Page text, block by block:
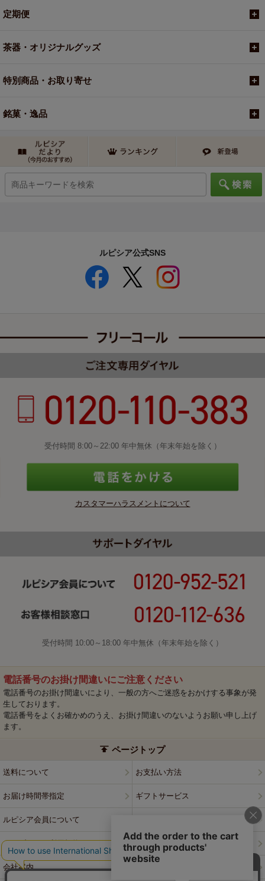
定期便
茶器・オリジナルグッズ
特別商品・お取り寄せ
銘菓・逸品
ルピシア公式SNS
受付時間 8:00～22:00 年中無休（年末年始を除く）
カスタマーハラスメントについて
受付時間 10:00～18:00 年中無休（年末年始を除く）
電話番号のお掛け間違いにご注意ください
電話番号のお掛け間違いにより、一般の方へご迷惑をおかけする事象が発
生しております。
電話番号をよくお確かめのうえ、お掛け間違いのないようお願い申し上げ
ます。
ページトップ
送料について お支払い方法
お届け時間帯指定 ギフトサービス
ルピシア会員について
ウェブサイト利用規約 特定商取引法に基づく表記
会社案内